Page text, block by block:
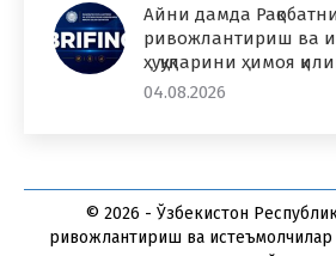
Айни дамда
ривожлантириш ва
ҳуқуқларини ҳимоя
04.08.2026
© 2026 - Ўзбекистон
ривожлантириш ва истеъмолчилар